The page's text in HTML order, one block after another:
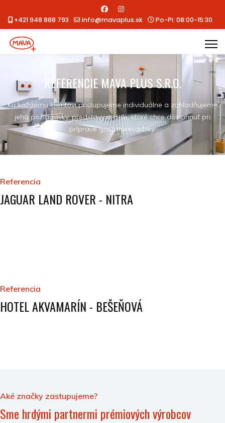
+421 948 888 793 info@mavaplus.sk Po-Pi: 08:00-15:30
REFERENCIE MAVA PLUS S.R.O.
Ku každému klientovi pristupujeme individuálne a zohľadňujeme
jeho požiadavky, predstavy a ciele, ktoré chce dosiahnuť pri
príprave gastroprevádzky.
Referencia
JAGUAR LAND ROVER - NITRA
Referencia
HOTEL AKVAMARÍN - BEŠEŇOVÁ
Aké značky zastupujeme?
Sme hrdými partnermi prémiových výrobcov